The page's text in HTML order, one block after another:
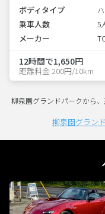
ボディタイプ
乗車人数 5
メーカー
12時間で1,650円
距離料金 200円/10km
柳泉園グランドパークから
柳泉園グラン